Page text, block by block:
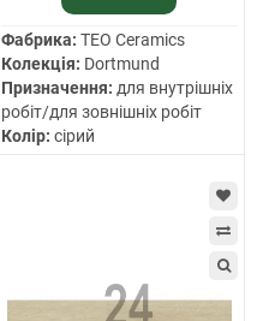
Фабрика: TEO Ceramics
Колекція: Dortmund
Призначення: для внутрішніх
робіт/для зовнішніх робіт
Колір: сірий